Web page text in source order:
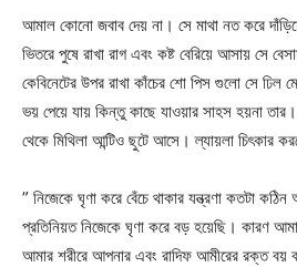
আমাল কোনো জবাব দেয় না। সে মাথা নত করে
ভিতরে পুষে রাখা রাগ এবং কষ্ট বেরিয়ে আসায় সে
কেবিনেটের উপর রাখা কাঁচের শো পিস গুলো সে ঢিল
ভয় পেয়ে যায় কিন্তু কাছে যাওয়ার সাহস হয়না তার।
থেকে মিথিলা আন্টিও ছুটে আসে। ল্যায়লা চিৎকার
” নিজেকে ঘৃণা করে বেঁচে থাকার যন্ত্রণা কতটা
প্রতিনিয়ত নিজেকে ঘৃণা করে বড় হয়েছি। কারণ
আমার শরীরে আপনার এবং রাদিফ আমীরের রক্ত বয়